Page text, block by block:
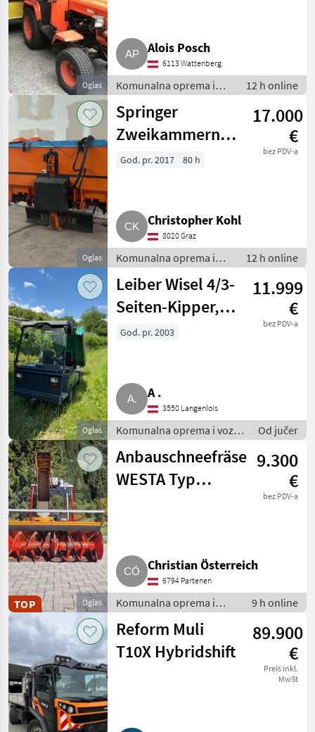
Oglas
Alois Posch
6113 Wattenberg
Komunalna oprema i
vozila / Ostala
komunalna oprema
12 h online
Oglas
Springer
Zweikammernstreuer
SD
17.000
€
bez PDV-a
God. pr. 2017 80 h
Christopher Kohl
8020 Graz
Komunalna oprema i
vozila / Zimska oprema
12 h online
Oglas
Leiber Wisel 4/3-
Seiten-Kipper,
Hoflader,
11.999
€
bez PDV-a
God. pr. 2003
A .
3550 Langenlois
Komunalna oprema i vozila
/ Komunalna vozila
Od jučer
Oglas
TOP
Anbauschneefräse
WESTA Typ
9.300
€
bez PDV-a
Christian Österreich
6794 Partenen
Komunalna oprema i
vozila / Zimska oprema
9 h online
Reform Muli
T10X Hybridshift
89.900
€
Preis inkl.
MwSt